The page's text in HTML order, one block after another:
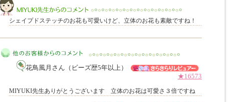
このレビューは参考になりましたか？
MIYUKI先生からのコメント
シェイプドステッチのお花も可愛いけど、立体のお花も素敵ですね！
花鳥風月さん（ビーズ歴5年以上）
★16573
MIYUKI先生ありがとうございます 立体のお花は可愛さ３倍ですね